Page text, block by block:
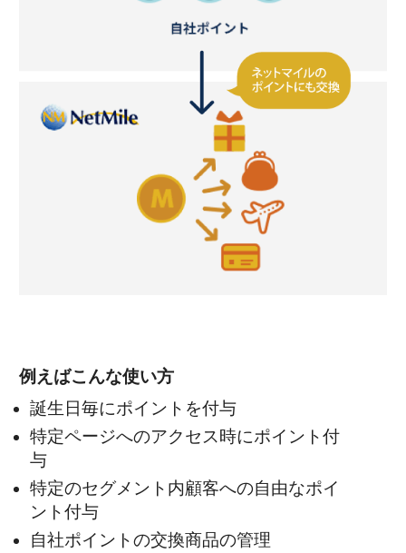
例えばこんな使い方
誕生日毎にポイントを付与
特定ページへのアクセス時にポイント付
与
特定のセグメント内顧客への自由なポイ
ント付与
自社ポイントの交換商品の管理